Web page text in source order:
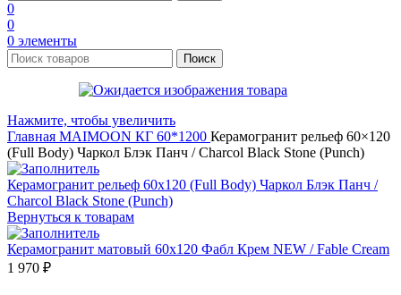
0
0
0 элементы
Поиск
Нажмите, чтобы увеличить
Главная MAIMOON КГ 60*1200 Керамогранит рельеф 60×120
(Full Body) Чаркол Блэк Панч / Charcol Black Stone (Punch)
Керамогранит рельеф 60x120 (Full Body) Чаркол Блэк Панч /
Charcol Black Stone (Punch)
Вернуться к товарам
Керамогранит матовый 60x120 Фабл Крем NEW / Fable Cream
1 970 ₽